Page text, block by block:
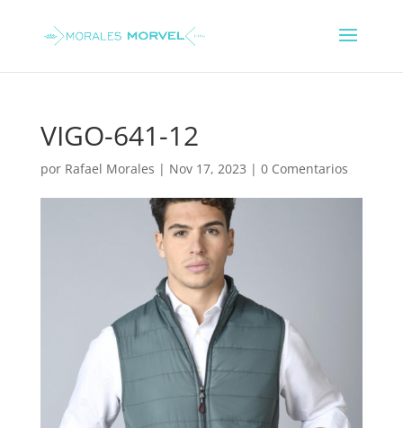
VIGO-641-12
por Rafael Morales | Nov 17, 2023 | 0 Comentarios